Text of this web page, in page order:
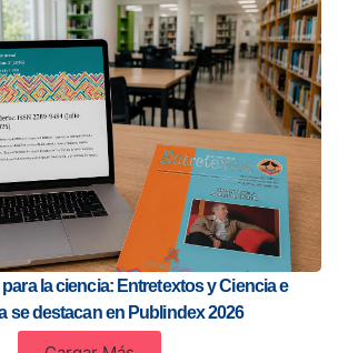
la ciencia: Entretextos y Ciencia e
se destacan en Publindex 2026